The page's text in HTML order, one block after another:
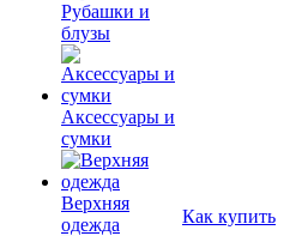
Рубашки и
блузы
Аксессуары и
сумки
Верхняя
одежда
Как купить